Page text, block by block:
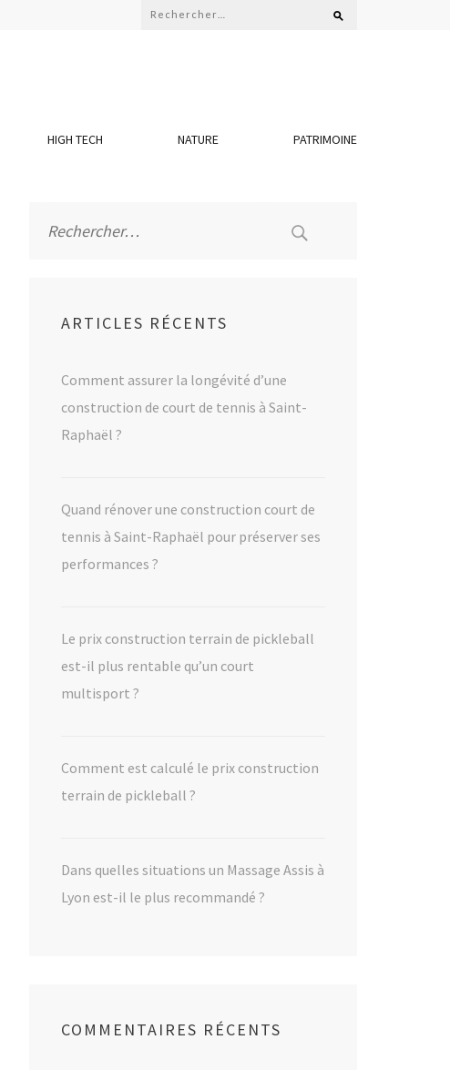
Rechercher :
HIGH TECH NATURE PATRIMOINE
ARTICLES RÉCENTS
Comment assurer la longévité d’une
construction de court de tennis à Saint-
Raphaël ?
Quand rénover une construction court de
tennis à Saint-Raphaël pour préserver ses
performances ?
Le prix construction terrain de pickleball
est-il plus rentable qu’un court
multisport ?
Comment est calculé le prix construction
terrain de pickleball ?
Dans quelles situations un Massage Assis à
Lyon est-il le plus recommandé ?
COMMENTAIRES RÉCENTS